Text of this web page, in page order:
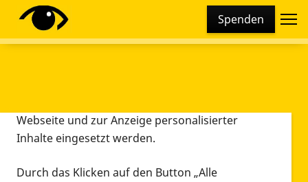
Spenden
Diese Webseite setzt verschiedene Cookies und
Tracking-Tools ein. Dies beinhaltet Cookies und
Webseite und zur Anzeige personalisierter
Inhalte eingesetzt werden.
Durch das Klicken auf den Button „Alle